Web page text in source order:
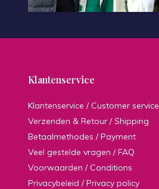
Klantenservice
Klantenservice / Customer service
Verzenden & Retour / Shipping
Betaalmethodes / Payment
Veel gestelde vragen / FAQ
Voorwaarden / Conditions
Privacybeleid / Privacy policy